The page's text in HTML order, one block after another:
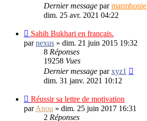
Dernier message parmarmhonie
dim. 25 avr. 2021 04:22
Sahih Bukhari en français.
parnexus » dim. 21 juin 2015 19:32
8 Réponses
19258 Vues
Dernier message parxyz1
dim. 31 janv. 2021 10:12
Réussir sa lettre de motivation
parAnou » dim. 25 juin 2017 16:31
2 Réponses